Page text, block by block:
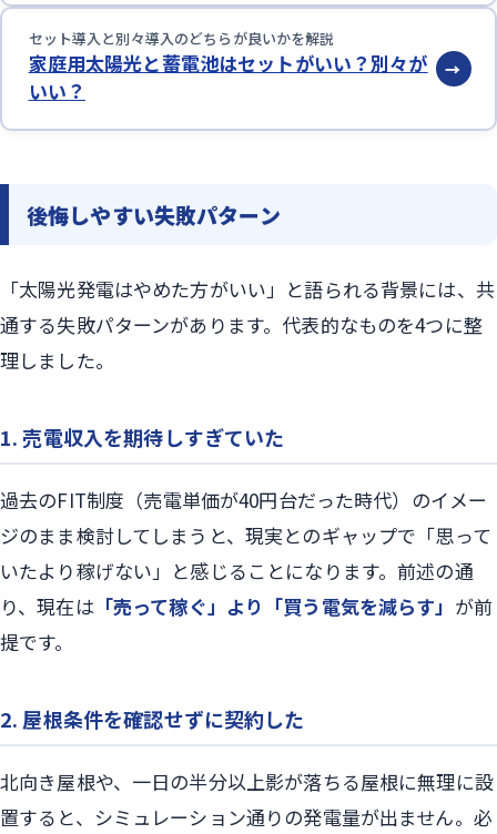
セット導入と別々導入のどちらが良いかを解説
家庭用太陽光と蓄電池はセットがいい？別々が
いい？
→
後悔しやすい失敗パターン
「太陽光発電はやめた方がいい」と語られる背景には、共
通する失敗パターンがあります。代表的なものを4つに整
理しました。
1. 売電収入を期待しすぎていた
過去のFIT制度（売電単価が40円台だった時代）のイメー
ジのまま検討してしまうと、現実とのギャップで「思って
いたより稼げない」と感じることになります。前述の通
り、現在は「売って稼ぐ」より「買う電気を減らす」 が前
提です。
2. 屋根条件を確認せずに契約した
北向き屋根や、一日の半分以上影が落ちる屋根に無理に設
置すると、シミュレーション通りの発電量が出ません。必